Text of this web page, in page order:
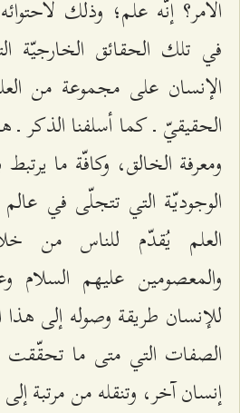
الأمر؟ إنّه علم؛ وذلك
في تلك الحقائق الخارجيّة
الإنسان على مجموعة من
الحقيقيّ ـ كما أسلفنا الذكر ـ
ومعرفة الخالق، وكافّة ما يرتبط
الوجوديّة التي تتجلّى في عالم
العلم يُقدّم للناس من
والمعصومين عليهم السلام
للإنسان طريقة وصوله إلى
الصفات التي متى ما تحقّقت
إنسان آخر، وتنقله من مرتبة